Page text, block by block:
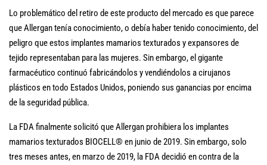
Lo problemático del retiro de este producto del mercado es que parece
que Allergan tenía conocimiento, o debía haber tenido conocimiento, del
peligro que estos implantes mamarios texturados y expansores de
tejido representaban para las mujeres. Sin embargo, el gigante
farmacéutico continuó fabricándolos y vendiéndolos a cirujanos
plásticos en todo Estados Unidos, poniendo sus ganancias por encima
de la seguridad pública.
La FDA finalmente solicitó que Allergan prohibiera los implantes
mamarios texturados BIOCELL® en junio de 2019. Sin embargo, solo
tres meses antes, en marzo de 2019, la FDA decidió en contra de la